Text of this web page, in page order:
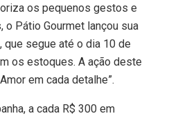
os pequenos gestos e
Pátio Gourmet lançou sua
que segue até o dia 10 de
os estoques. A ação deste
em cada detalhe”.
a cada R$ 300 em